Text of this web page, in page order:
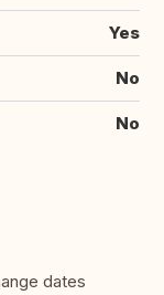
Yes
No
No
dates